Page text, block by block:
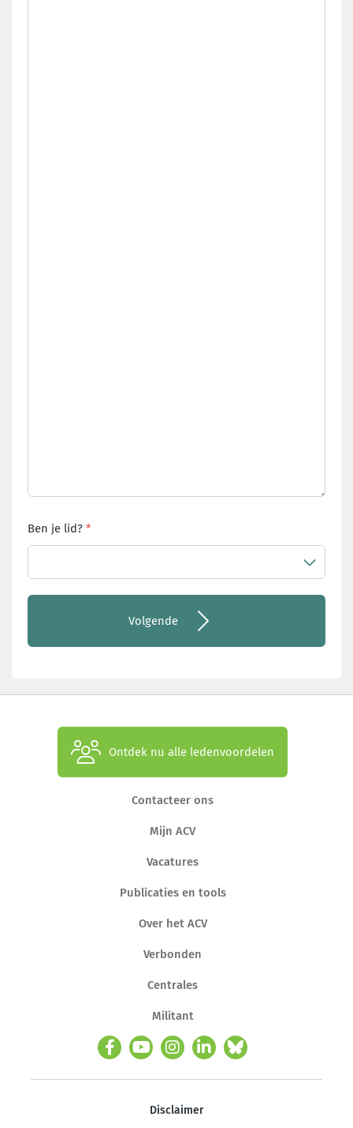
Ben je lid?
Volgende
Ontdek nu alle ledenvoordelen
Contacteer ons
Mijn ACV
Vacatures
Publicaties en tools
Over het ACV
Verbonden
Centrales
Militant
Disclaimer